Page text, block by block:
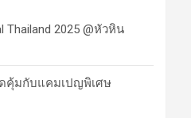
Thailand 2025 @หัวหิน
คุ้มกับแคมเปญพิเศษ